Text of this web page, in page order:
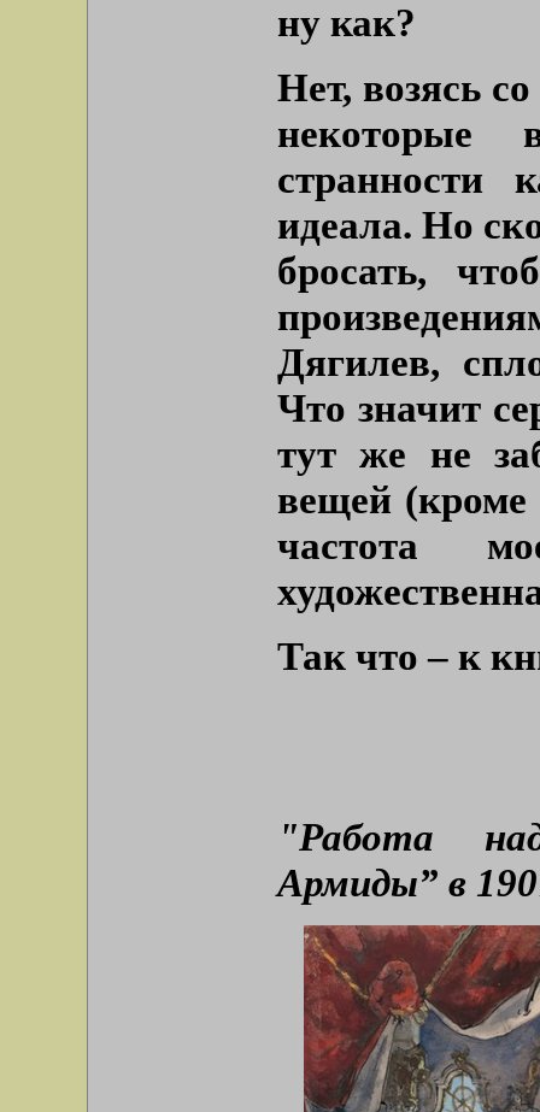
ну как?
Нет, возясь
странности
идеала. Но
бросать,
Дягилев,
Что значит
тут же не
вещей
частота
Так что – к
"Работа
Армиды” в